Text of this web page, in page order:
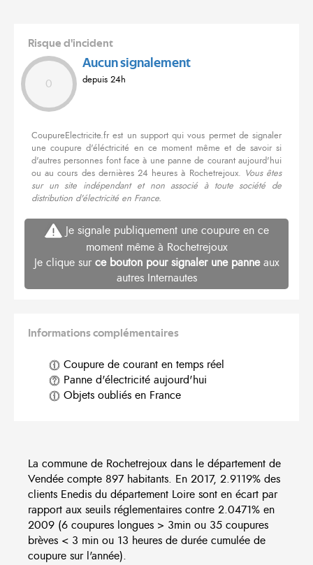
Risque d'incident
0
Aucun signalement
depuis 24h
CoupureElectricite.fr est un support qui vous permet de signaler
une coupure d'éléctricité en ce moment même et de savoir si
d'autres personnes font face à une panne de courant aujourd'hui
ou au cours des dernières 24 heures à Rochetrejoux. Vous êtes
sur un site indépendant et non associé à toute société de
distribution d'électricité en France.
Je signale publiquement une coupure en ce
moment même à Rochetrejoux
Je clique sur ce bouton pour signaler une panneaux
autres Internautes
Informations complémentaires
Coupure de courant en temps réel
Panne d'électricité aujourd'hui
Objets oubliés en France
La commune de Rochetrejoux dans le département de
Vendée compte 897 habitants. En 2017, 2.9119% des
clients Enedis du département Loire sont en écart par
rapport aux seuils réglementaires contre 2.0471% en
2009 (6 coupures longues > 3min ou 35 coupures
brèves < 3 min ou 13 heures de durée cumulée de
coupure sur l'année).